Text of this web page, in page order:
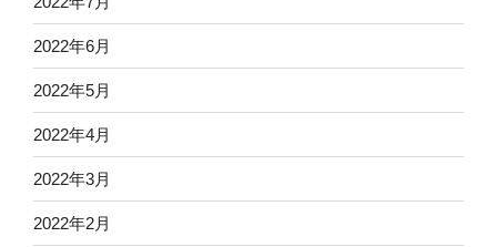
2022年6月
2022年5月
2022年4月
2022年3月
2022年2月